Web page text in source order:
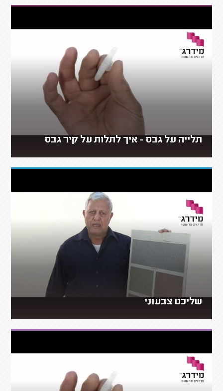
תלייה על גבס - איך לתלות על קיר גבס
שליכט צבעוני